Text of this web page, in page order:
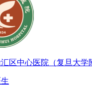
汇区中心医院（复旦大学